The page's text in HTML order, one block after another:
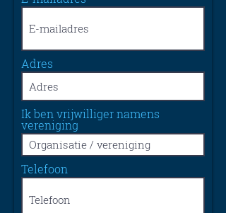
Adres
Ik ben vrijwilliger namens
vereniging
Telefoon